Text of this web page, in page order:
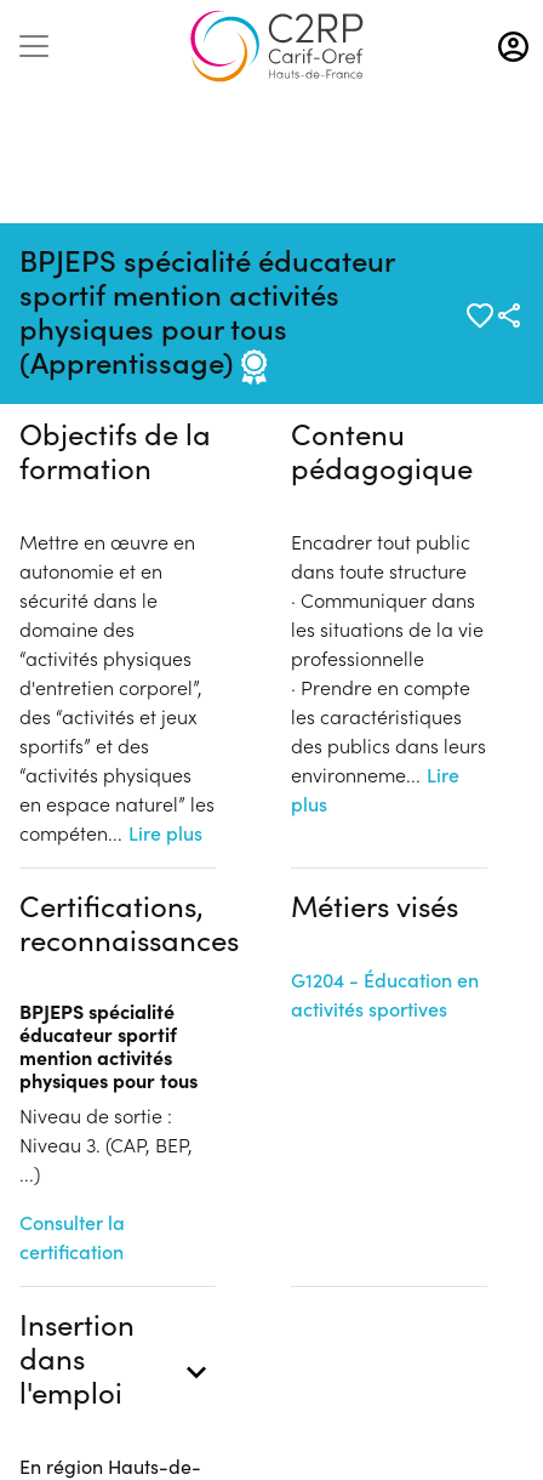
Aller
au
contenu
BPJEPS spécialité éducateur
sportif mention activités
physiques pour tous
(Apprentissage)
Pas de session programmée en
ce moment
Objectifs de la
formation
Mettre en œuvre en
autonomie et en
sécurité dans le
domaine des
“activités physiques
d'entretien corporel”,
des “activités et jeux
sportifs” et des
“activités physiques
en espace naturel” les
compéten... Lire plus
Contenu
pédagogique
Encadrer tout public
dans toute structure
· Communiquer dans
les situations de la vie
professionnelle
· Prendre en compte
les caractéristiques
des publics dans leurs
environneme... Lire
plus
Certifications,
reconnaissances
BPJEPS spécialité
éducateur sportif
mention activités
physiques pour tous
Niveau de sortie :
Niveau 3. (CAP, BEP,
...)
Consulter la
certification
Métiers visés
G1204 - Éducation en
activités sportives
Insertion
dans
l'emploi
En région Hauts-de-